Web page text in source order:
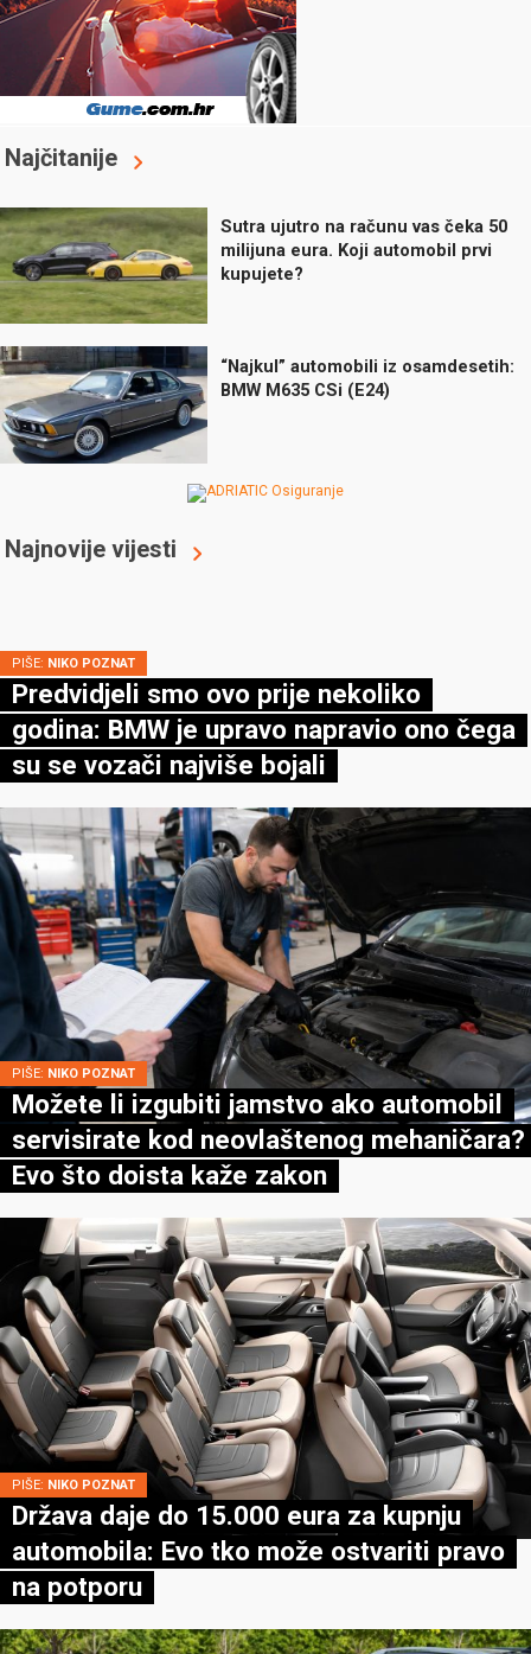
Najčitanije
Sutra ujutro na računu vas čeka 50
milijuna eura. Koji automobil prvi
kupujete?
“Najkul” automobili iz osamdesetih:
BMW M635 CSi (E24)
Najnovije vijesti
PIŠE: NIKO POZNAT
Predvidjeli smo ovo prije nekoliko
godina: BMW je upravo napravio ono čega
su se vozači najviše bojali
PIŠE: NIKO POZNAT
Možete li izgubiti jamstvo ako automobil
servisirate kod neovlaštenog mehaničara?
Evo što doista kaže zakon
PIŠE: NIKO POZNAT
Država daje do 15.000 eura za kupnju
automobila: Evo tko može ostvariti pravo
na potporu